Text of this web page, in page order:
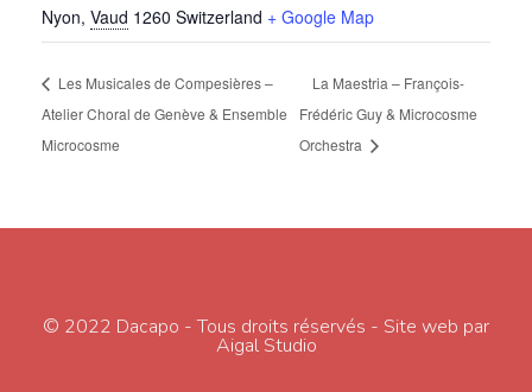
Nyon, Vaud 1260 Switzerland + Google Map
Les Musicales de Compesières –
Atelier Choral de Genève & Ensemble
Microcosme
La Maestria – François-
Frédéric Guy & Microcosme
Orchestra
© 2022 Dacapo - Tous droits réservés - Site web par
Aigal Studio